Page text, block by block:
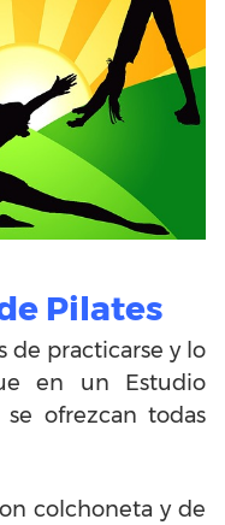
Pilates
de practicarse y lo
en un Estudio
ofrezcan todas
colchoneta y de